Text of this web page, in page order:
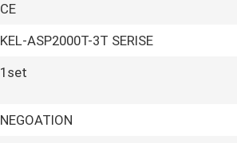
CE
KEL-ASP2000T-3T SERISE
1set
NEGOATION